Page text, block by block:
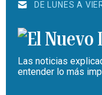
DE LUNES A
Las noticias
entender lo más